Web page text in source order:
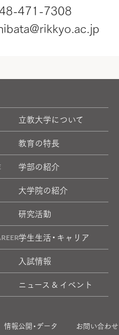
471-7308
立教大学について
教育の特長
学部の紹介
大学院の紹介
研究活動
学生生活・キャリア
入試情報
ニュース & イベント
情報公開・データ お問い合わせ